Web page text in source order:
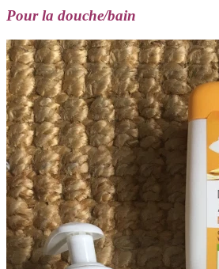
Pour la douche/bain